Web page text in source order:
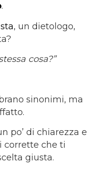
.
, un dietologo,
cosa?”
sinonimi, ma
po’ di chiarezza e
corrette che ti
giusta.